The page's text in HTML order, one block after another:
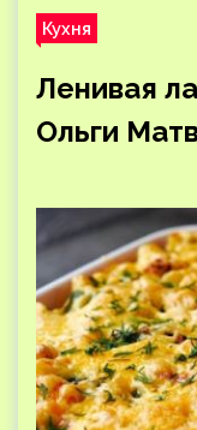
Кухня
Ленивая
Ольги